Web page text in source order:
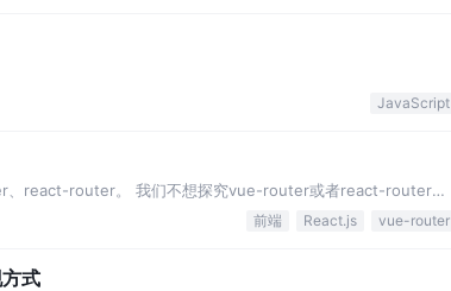
JavaScript
、react-router。 我们不想探究vue-router或者react-router们
框…
前端 React.js vue-router
式